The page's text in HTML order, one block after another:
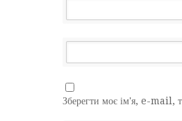
Зберегти моє ім'я, e-mail,